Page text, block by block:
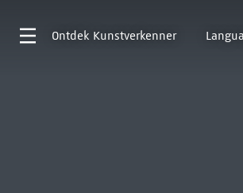
Ontdek Kunstverkenner